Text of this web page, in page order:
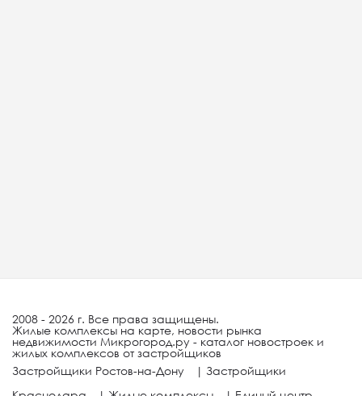
2008 - 2026 г. Все права защищены.
Жилые комплексы на карте, новости рынка
недвижимости Микрогород.ру - каталог новостроек и
жилых комплексов от застройщиков
Застройщики Ростов-на-Дону
| Застройщики